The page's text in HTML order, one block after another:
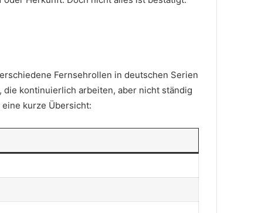
Fernsehrollen in deutschen Serien
kontinuierlich arbeiten, aber nicht ständig
kurze Übersicht: